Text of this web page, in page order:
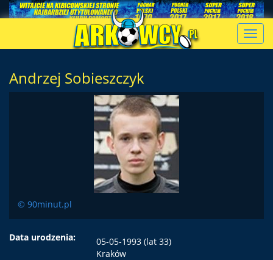
Andrzej Sobieszczyk
© 90minut.pl
Data urodzenia:
05-05-1993 (lat 33)
Kraków